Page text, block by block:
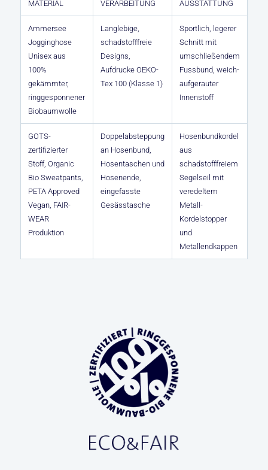
MATERIAL VERARBEITUNG AUSSTATTUNG
Ammersee
Jogginghose
Unisex aus
100%
gekämmter,
ringgesponnener
Biobaumwolle
Langlebige,
schadstofffreie
Designs,
Aufdrucke OEKO-
Tex 100 (Klasse 1)
Sportlich, legerer
Schnitt mit
umschließendem
Fussbund, weich-
aufgerauter
Innenstoff
GOTS-
zertifizierter
Stoff, Organic
Bio Sweatpants,
PETA Approved
Vegan, FAIR-
WEAR
Produktion
Doppelabsteppung
an Hosenbund,
Hosentaschen und
Hosenende,
eingefasste
Gesässtasche
Hosenbundkordel
aus
schadstofffreiem
Segelseil mit
veredeltem
Metall-
Kordelstopper
und
Metallendkappen